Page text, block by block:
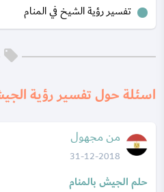
تفسير رؤية الشيخ في المنام
اسئلة حول تفسير رؤية
من مجهول
31-12-2018
حلم الجيش بالمنام